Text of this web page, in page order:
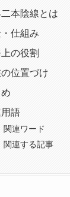
二本陰線とは
仕組み
の役割
位置づけ
語
関連ワード
関連する記事